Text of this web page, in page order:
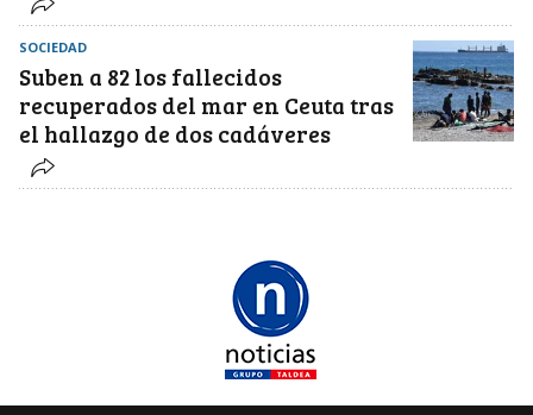
SOCIEDAD
Suben a 82 los fallecidos
recuperados del mar en Ceuta tras
el hallazgo de dos cadáveres